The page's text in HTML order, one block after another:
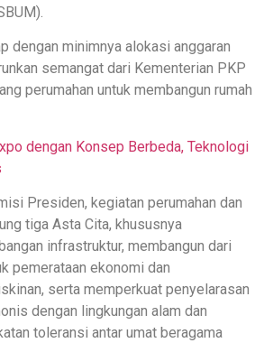
dengan minimnya alokasi anggaran
semangat dari Kementerian PKP
perumahan untuk membangun rumah
dengan Konsep Berbeda, Teknologi
Presiden, kegiatan perumahan dan
tiga Asta Cita, khususnya
infrastruktur, membangun dari
pemerataan ekonomi dan
serta memperkuat penyelarasan
dengan lingkungan alam dan
toleransi antar umat beragama